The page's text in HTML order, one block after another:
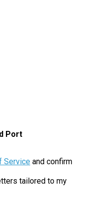
Port
Service and confirm
tailored to my